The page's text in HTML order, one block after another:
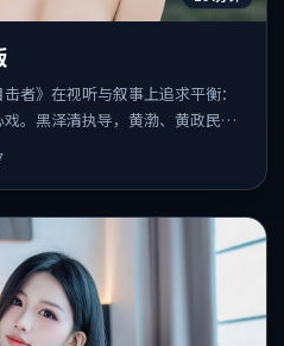
者》在视听与叙事上追求平衡：
。黑泽清执导，黄渤、黄政民、